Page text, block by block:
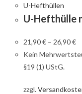
U-Hefthüllen
U-Hefthülle
21,90€ – 26,90€
Kein
§19 (1) UStG.
zzgl.